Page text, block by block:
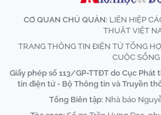
CƠ QUAN CHỦ QUẢN: LIÊN HIỆP
THUẬT VIỆT
TRANG THÔNG TIN ĐIỆN TỬ TỔNG
CUỘC SỐNG
Giấy phép số 113/GP-TTĐT do Cục
tin điện tử - Bộ Thông tin và Truyền
Tổng Biên tập: Nhà báo